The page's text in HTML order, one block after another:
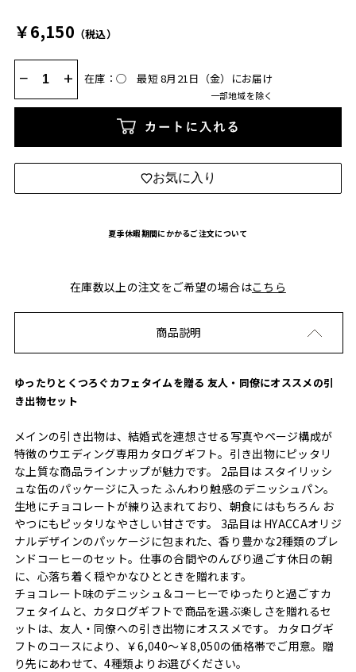
￥6,150 （税込）
− + 在庫：◯ 最短 8月21日（金）にお届け
一部地域を除く
カートに入れる
お気に入り
夏季休暇期間にかかるご注文について
在庫数以上の注文をご希望の場合はこちら
商品説明
ゆったりとくつろぐカフェタイムを贈る 友人・同僚にオススメの引
き出物セット
メインの引き出物は、結婚式を連想させる写真やページ構成が
特徴のウエディング専用カタログギフト。引き出物にピッタリ
な上質な商品ラインナップが魅力です。 2品目は スタイリッシ
ュな缶のパッケージに入った ふんわり触感のデニッシュパン。
生地にチョコレートが練り込まれており、朝食にはもちろん お
やつにもピッタリなやさしい甘さです。 3品目は HYACCAオリジ
ナルデザインのパッケージに包まれた、香り豊かな2種類のブレ
ンドコーヒーのセット。仕事の合間やのんびり過ごす休日の朝
に、心落ち着く穏やかなひとときを贈れます。
チョコレート味のデニッシュ＆コーヒーでゆったりと過ごすカ
フェタイムと、カタログギフトで商品を選ぶ楽しさを贈れるセ
ットは、友人・同僚への引き出物にオススメです。 カタログギ
フトのコースにより、￥6,040〜￥8,050の価格帯でご用意。贈
り先にあわせて、4種類よりお選びください。